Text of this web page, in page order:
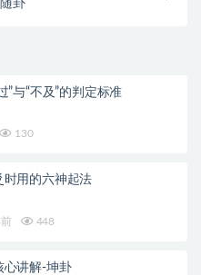
卦
”与“不及”的判定标准
130
时用的六神起法
448
心讲解-坤卦